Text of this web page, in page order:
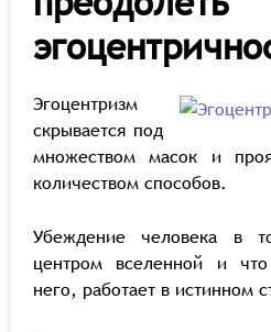
Эгоцентризм
скрывается под
множеством масок и
количеством способов.
Убеждение человека в
центром вселенной и
него, работает в истинном